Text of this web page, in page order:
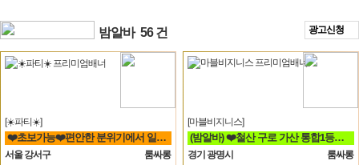
밤알바 56 건 광고신청
[☀️파티☀️]
❤️초보가능❤️편안한 분위기에서 일하실분❤️
서울 강서구 룸싸롱
[마블비지니스]
(밤알바) ❤️철산 구로 가산 통합1등❤️신규모집❤️ 룸알바
경기 광명시 룸싸롱